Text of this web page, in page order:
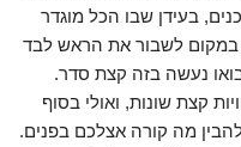
בעידן שבו הכל מוגדר
במקום לשבור את הראש לבד
נעשה בזה קצת סדר.
קצת שונות, ואולי בסוף
מה קורה אצלכם בפנים.